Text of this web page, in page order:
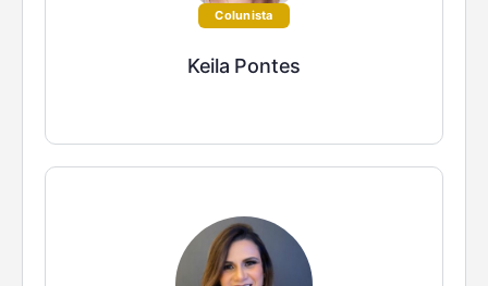
Colunista
Keila Pontes